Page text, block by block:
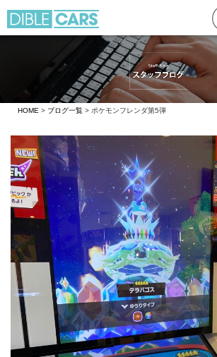
HOME > ブログ一覧 > ポケモンフレンダ第5弾